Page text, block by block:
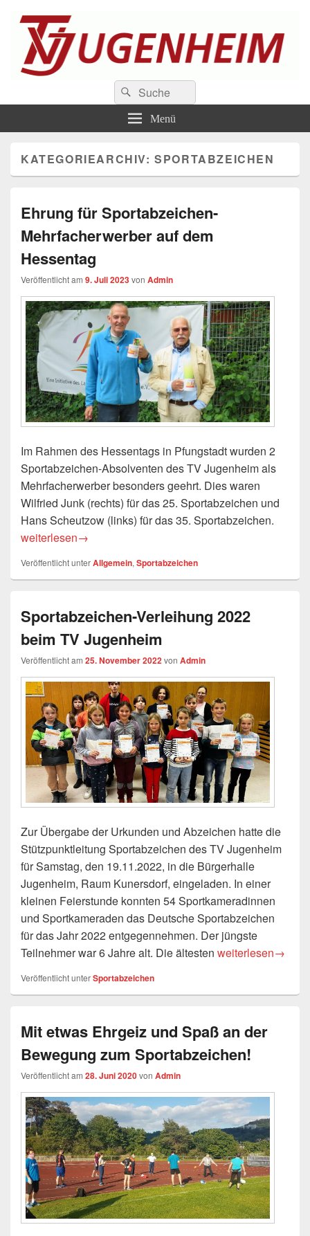
TV Jugenheim 1888 e.V.
Der Sportverein an der Bergstrasse
Suchen
nach:
Suchen
Menü
KATEGORIEARCHIV:SPORTABZEICHEN
Ehrung für Sportabzeichen-
Mehrfacherwerber auf dem
Hessentag
Veröffentlicht am 9. Juli 2023von Admin
Im Rahmen des Hessentags in Pfungstadt wurden 2
Sportabzeichen-Absolventen des TV Jugenheim als
Mehrfacherwerber besonders geehrt. Dies waren
Wilfried Junk (rechts) für das 25. Sportabzeichen und
Hans Scheutzow (links) für das 35. Sportabzeichen.
Ehrung für Sportabzeichen-Mehrfacherwerber auf dem
weiterlesen→
Veröffentlicht unterAllgemein, Sportabzeichen
Sportabzeichen-Verleihung 2022
beim TV Jugenheim
Veröffentlicht am 25. November 2022von Admin
Zur Übergabe der Urkunden und Abzeichen hatte die
Stützpunktleitung Sportabzeichen des TV Jugenheim
für Samstag, den 19.11.2022, in die Bürgerhalle
Jugenheim, Raum Kunersdorf, eingeladen. In einer
kleinen Feierstunde konnten 54 Sportkameradinnen
und Sportkameraden das Deutsche Sportabzeichen
für das Jahr 2022 entgegennehmen. Der jüngste
Teilnehmer war 6 Jahre alt. Die ältesten Sportabzeichen-
weiterlesen→
Veröffentlicht unterSportabzeichen
Mit etwas Ehrgeiz und Spaß an der
Bewegung zum Sportabzeichen!
Veröffentlicht am 28. Juni 2020von Admin